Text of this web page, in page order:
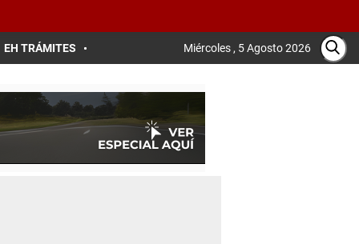
EH TRÁMITES Miércoles , 5 Agosto 2026